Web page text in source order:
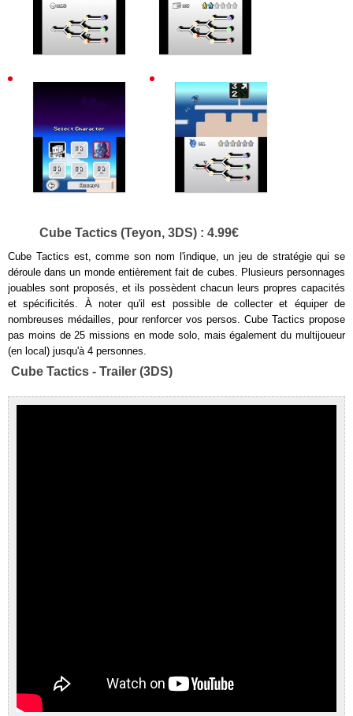
Cube Tactics (Teyon, 3DS) : 4.99€
Cube Tactics est, comme son nom l'indique, un jeu de stratégie qui se
déroule dans un monde entièrement fait de cubes. Plusieurs personnages
jouables sont proposés, et ils possèdent chacun leurs propres capacités
et spécificités. À noter qu'il est possible de collecter et équiper de
nombreuses médailles, pour renforcer vos persos. Cube Tactics propose
pas moins de 25 missions en mode solo, mais également du multijoueur
(en local) jusqu'à 4 personnes.
Cube Tactics - Trailer (3DS)